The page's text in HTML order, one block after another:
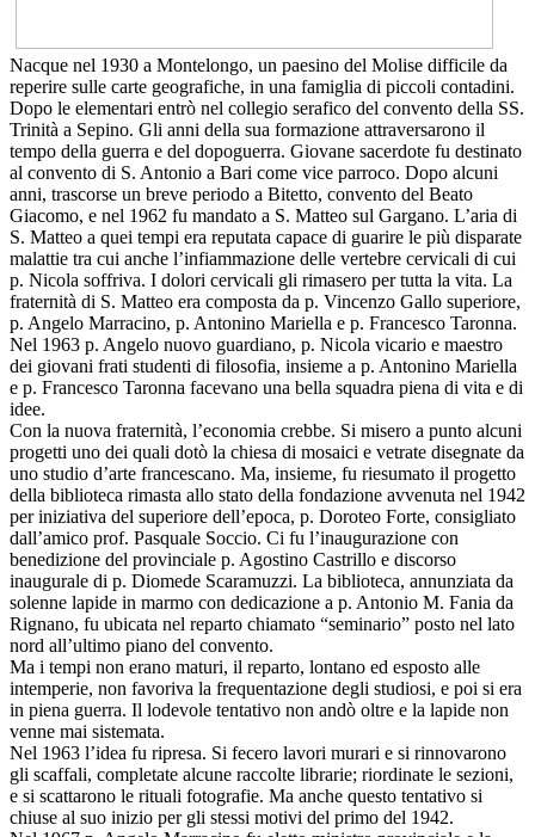
Nacque nel 1930 a Montelongo, un paesino del Molise difficile da
reperire sulle carte geografiche, in una famiglia di piccoli contadini.
Dopo le elementari entrò nel collegio serafico del convento della SS.
Trinità a Sepino. Gli anni della sua formazione attraversarono il
tempo della guerra e del dopoguerra. Giovane sacerdote fu destinato
al convento di S. Antonio a Bari come vice parroco. Dopo alcuni
anni, trascorse un breve periodo a Bitetto, convento del Beato
Giacomo, e nel 1962 fu mandato a S. Matteo sul Gargano. L’aria di
S. Matteo a quei tempi era reputata capace di guarire le più disparate
malattie tra cui anche l’infiammazione delle vertebre cervicali di cui
p. Nicola soffriva. I dolori cervicali gli rimasero per tutta la vita. La
fraternità di S. Matteo era composta da p. Vincenzo Gallo superiore,
p. Angelo Marracino, p. Antonino Mariella e p. Francesco Taronna.
Nel 1963 p. Angelo nuovo guardiano, p. Nicola vicario e maestro
dei giovani frati studenti di filosofia, insieme a p. Antonino Mariella
e p. Francesco Taronna facevano una bella squadra piena di vita e di
idee.
Con la nuova fraternità, l’economia crebbe. Si misero a punto alcuni
progetti uno dei quali dotò la chiesa di mosaici e vetrate disegnate da
uno studio d’arte francescano. Ma, insieme, fu riesumato il progetto
della biblioteca rimasta allo stato della fondazione avvenuta nel 1942
per iniziativa del superiore dell’epoca, p. Doroteo Forte, consigliato
dall’amico prof. Pasquale Soccio. Ci fu l’inaugurazione con
benedizione del provinciale p. Agostino Castrillo e discorso
inaugurale di p. Diomede Scaramuzzi. La biblioteca, annunziata da
solenne lapide in marmo con dedicazione a p. Antonio M. Fania da
Rignano, fu ubicata nel reparto chiamato “seminario” posto nel lato
nord all’ultimo piano del convento.
Ma i tempi non erano maturi, il reparto, lontano ed esposto alle
intemperie, non favoriva la frequentazione degli studiosi, e poi si era
in piena guerra. Il lodevole tentativo non andò oltre e la lapide non
venne mai sistemata.
Nel 1963 l’idea fu ripresa. Si fecero lavori murari e si rinnovarono
gli scaffali, completate alcune raccolte librarie; riordinate le sezioni,
e si scattarono le rituali fotografie. Ma anche questo tentativo si
chiuse al suo inizio per gli stessi motivi del primo del 1942.